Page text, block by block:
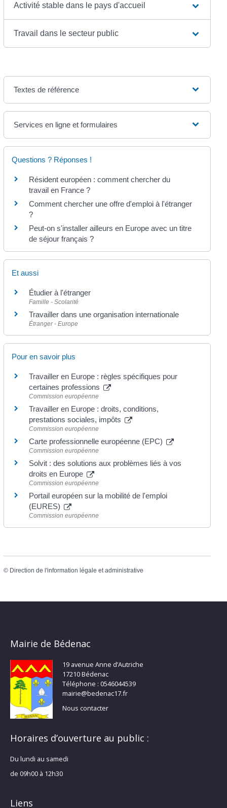
Activité stable dans le pays d'accueil
Travail dans le secteur public
Textes de référence
Services en ligne et formulaires
Questions ? Réponses !
Résident européen : comment chercher du
travail en France ?
Comment chercher une offre d'emploi à l'étranger
?
Peut-on s'installer ailleurs en Europe avec un titre
de séjour français ?
Et aussi
Étudier à l'étranger
Famille - Scolarité
Travailler dans une organisation internationale
Étranger - Europe
Pour en savoir plus
Travailler en Europe : règles spécifiques pour
certaines professions
Commission européenne
Travailler en Europe : droits, conditions,
prestations sociales, impôts
Commission européenne
Carte professionnelle européenne (EPC)
Commission européenne
Solvit : des solutions aux problèmes liés à vos
droits en Europe
Commission européenne
Portail européen sur la mobilité de l'emploi
(EURES)
Commission européenne
© Direction de l'information légale et administrative
Mairie de Bédenac
19 avenue Anne d’Autriche
17210 Bédenac
Téléphone : 0546044539
mairie@bedenac17.fr
Nous contacter
Horaires d’ouverture au public :
Du lundi au samedi
de 09h00 à 12h30
Liens